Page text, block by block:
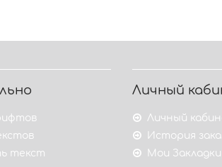
текст
Личный
Личный
История
Мои Закладки